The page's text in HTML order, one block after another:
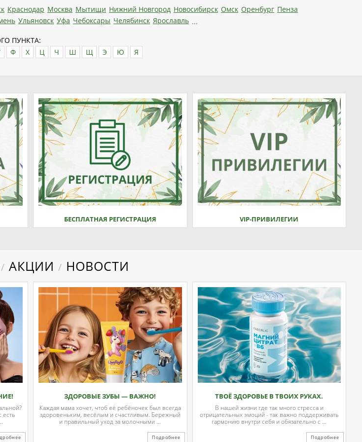
Краснодар Москва Мытищи Нижний Новгород Новосибирск Омск Оренбург Пенза
Ульяновск Уфа Чебоксары Челябинск Ярославль ...
ПУНКТА:
Ф Х Ц Ч Ш Щ Э Ю Я
БЕСПЛАТНАЯ РЕГИСТРАЦИЯ VIP-ПРИВИЛЕГИИ
/ АКЦИИ / НОВОСТИ
есть
ЗДОРОВЫЕ ЗУБЫ — ВАЖНО!
Каждая мама хочет, чтоб её ребёночек был всегда
здоровеньким, весёлым и счастливым. Бережный
и правильный уход за молочными ...
Подробнее
ТВОЁ ЗДОРОВЬЕ В ТВОИХ РУКАХ.
В нашей жизни где так много стресса и
отрицательных эмоций - так важно поддерживать
гармонию внутри себя и обязательно с ...
Подробнее